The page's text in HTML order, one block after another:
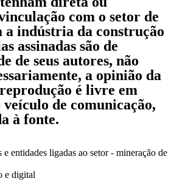
com o setor de
a indústria da construção
assinadas são de
de seus autores, não
a opinião da
é livre em
de comunicação,
à fonte.
entidades ligadas ao setor - mineração de
e digital